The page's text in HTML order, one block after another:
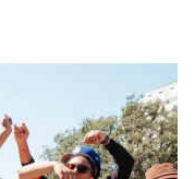
AAPI se
círculos de curación